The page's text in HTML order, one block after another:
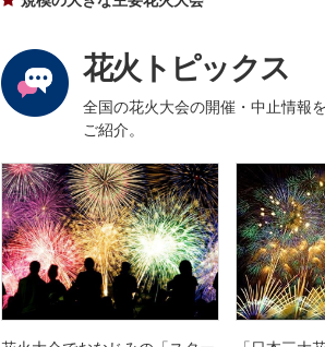
花火トピックス
全国の花火大会の開催・中止情報
ご紹介。